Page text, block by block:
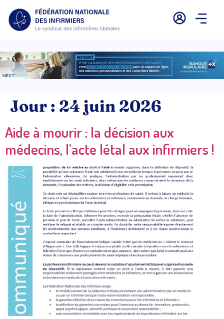
Jour : 24 juin 2026
Aide à mourir : la décision aux
médecins, l’acte létal aux infirmiers !